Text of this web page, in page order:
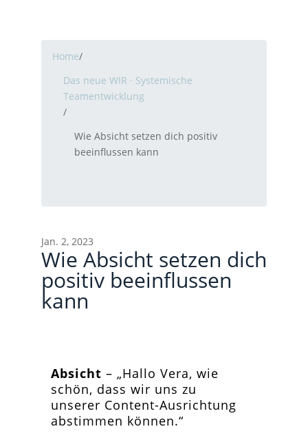
Home/
Das neue WIR · Systemische
Teamentwicklung
/
Wie Absicht setzen dich positiv
beeinflussen kann
Jan. 2, 2023
Wie Absicht setzen dich
positiv beeinflussen
kann
Absicht – „Hallo Vera, wie
schön, dass wir uns zu
unserer Content-Ausrichtung
abstimmen können.“